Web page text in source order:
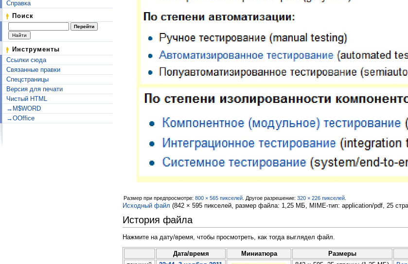
Справка
Поиск
Инструменты
Ссылки сюда
Связанные правки
Спецстраницы
Версия для печати
Чистый HTML
→M$WORD
→OOffice
Размер при предпросмотре: 800 × 565 пикселей Другое разрешение: 320 × 226 пикселей
Исходный файл (842 × 595 пикселей, размер файла: 1,25 МБ, MIME-тип: application/pdf, 25
История файла
Нажмите на дату/время, чтобы просмотреть, как тогда выглядел файл.
Дата/время Миниатюра Размеры